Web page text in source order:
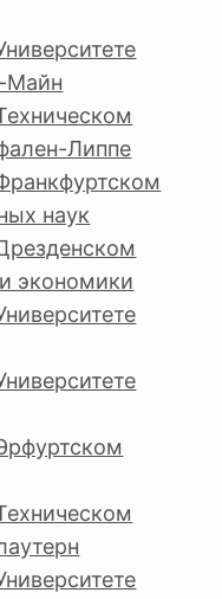
Майн
Липпе
наук
экономики